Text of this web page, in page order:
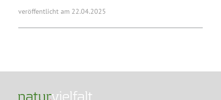
veröffentlicht am 22.04.2025